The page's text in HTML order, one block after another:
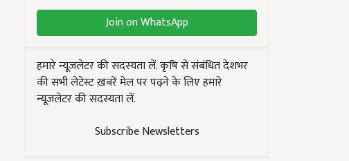
Join on WhatsApp
हमारे न्यूज़लेटर की सदस्यता लें. कृषि से संबंधित देशभर
की सभी लेटेस्ट ख़बरें मेल पर पढ़ने के लिए हमारे
न्यूज़लेटर की सदस्यता लें.
Subscribe Newsletters